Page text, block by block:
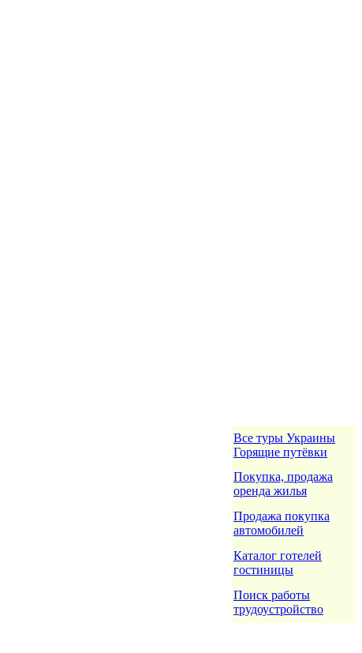
Все туры Украины
Горящие путёвки
Покупка, продажа
оренда жилья
Продажа покупка
автомобилей
Каталог готелей
гостиницы
Поиск работы
трудоустройство